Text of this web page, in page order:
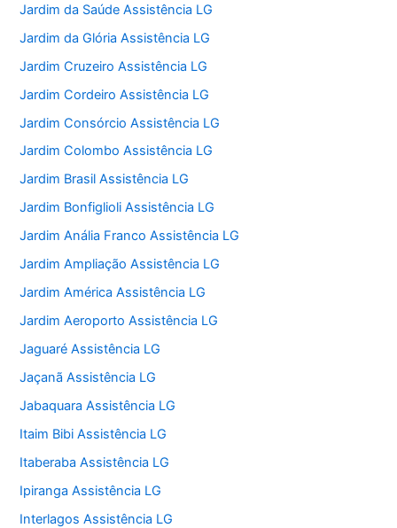
Jardim da Saúde Assistência LG
Jardim da Glória Assistência LG
Jardim Cruzeiro Assistência LG
Jardim Cordeiro Assistência LG
Jardim Consórcio Assistência LG
Jardim Colombo Assistência LG
Jardim Brasil Assistência LG
Jardim Bonfiglioli Assistência LG
Jardim Anália Franco Assistência LG
Jardim Ampliação Assistência LG
Jardim América Assistência LG
Jardim Aeroporto Assistência LG
Jaguaré Assistência LG
Jaçanã Assistência LG
Jabaquara Assistência LG
Itaim Bibi Assistência LG
Itaberaba Assistência LG
Ipiranga Assistência LG
Interlagos Assistência LG